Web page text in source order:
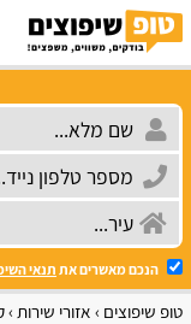
הנכם מאשרים את תנאי
טופ שיפוצים אזורי שירות